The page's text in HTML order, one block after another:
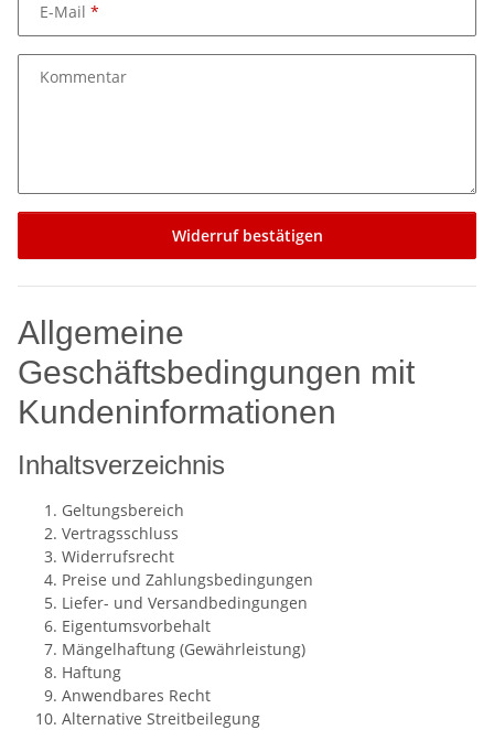
E-Mail
Kommentar
Widerruf bestätigen
Allgemeine
Geschäftsbedingungen mit
Kundeninformationen
Inhaltsverzeichnis
Geltungsbereich
Vertragsschluss
Widerrufsrecht
Preise und Zahlungsbedingungen
Liefer- und Versandbedingungen
Eigentumsvorbehalt
Mängelhaftung (Gewährleistung)
Haftung
Anwendbares Recht
Alternative Streitbeilegung